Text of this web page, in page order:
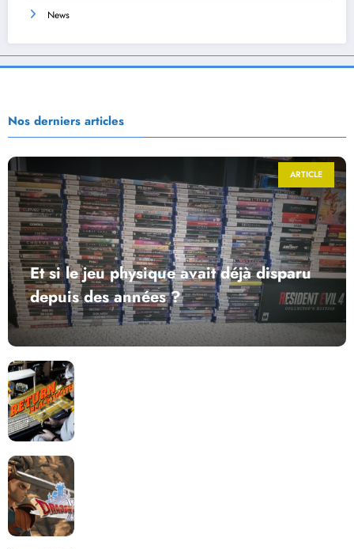
News
Nos derniers articles
ARTICLE
Et si le jeu physique avait déjà disparu
depuis des années ?